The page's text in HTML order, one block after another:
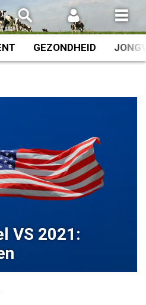
GEZONDHEID
VS 2021: